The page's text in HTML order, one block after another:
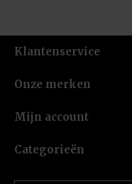
Klantenservice
Onze merken
Mijn account
Categorieën